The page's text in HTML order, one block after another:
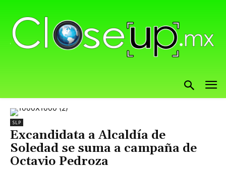
SLP
Excandidata a Alcaldía de
Soledad se suma a campaña de
Octavio Pedroza